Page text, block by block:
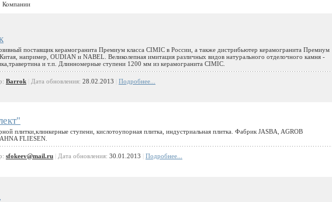
Компании
поставщик керамогранита Премиум класса CIMIC в России, а также дистрибьютер керамогранита Премиум
например, OUDIAN и NABEL. Великолепная имитация различных видов натурального отделочного камня -
и т.п. Длинномерные ступени 1200 мм из керамогранита CIMIC.
Barrok Дата обновления: 28.02.2013 Подробнее...
плитки,клинкерные ступени, кислотоупорная плитка, индустриальная плитка. Фабрик JASBA, AGROB
FLIESEN.
sfokeev@mail.ru Дата обновления: 30.01.2013 Подробнее...